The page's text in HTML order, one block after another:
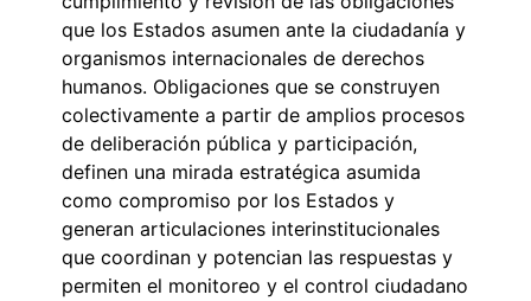
que los Estados asumen ante la ciudadanía y
organismos internacionales de derechos
humanos. Obligaciones que se construyen
colectivamente a partir de amplios procesos
de deliberación pública y participación,
definen una mirada estratégica asumida
como compromiso por los Estados y
generan articulaciones interinstitucionales
que coordinan y potencian las respuestas y
permiten el monitoreo y el control ciudadano